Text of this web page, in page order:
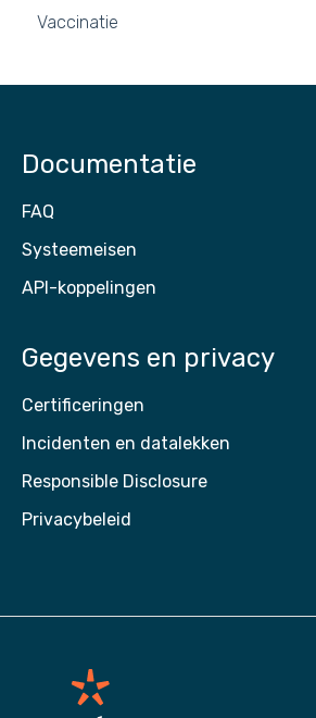
Patiëntlijsten
Vaccinatie
Documentatie
FAQ
Systeemeisen
API-koppelingen
Gegevens en privacy
Certificeringen
Incidenten en datalekken
Responsible Disclosure
Privacybeleid